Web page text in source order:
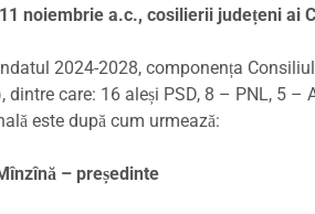
noiembrie a.c., cosilierii județeni ai
2024-2028, componența
dintre care: 16 aleși PSD, 8 – PNL, 5 –
este după cum urmează:
– președinte